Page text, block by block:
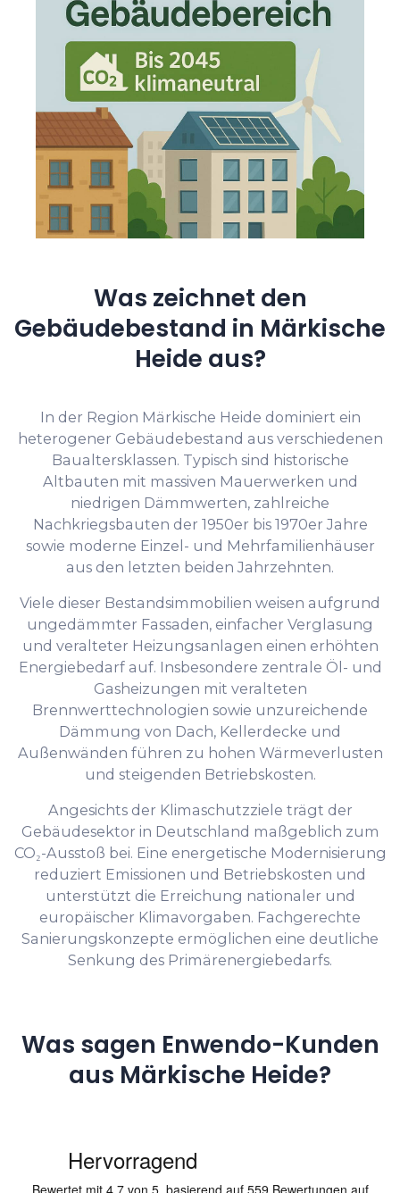
Was zeichnet den
Gebäudebestand in Märkische
Heide aus?
In der Region Märkische Heide dominiert ein
heterogener Gebäudebestand aus verschiedenen
Baualtersklassen. Typisch sind historische
Altbauten mit massiven Mauerwerken und
niedrigen Dämmwerten, zahlreiche
Nachkriegsbauten der 1950er bis 1970er Jahre
sowie moderne Einzel- und Mehrfamilienhäuser
aus den letzten beiden Jahrzehnten.
Viele dieser Bestandsimmobilien weisen aufgrund
ungedämmter Fassaden, einfacher Verglasung
und veralteter Heizungsanlagen einen erhöhten
Energiebedarf auf. Insbesondere zentrale Öl- und
Gasheizungen mit veralteten
Brennwerttechnologien sowie unzureichende
Dämmung von Dach, Kellerdecke und
Außenwänden führen zu hohen Wärmeverlusten
und steigenden Betriebskosten.
Angesichts der Klimaschutzziele trägt der
Gebäudesektor in Deutschland maßgeblich zum
CO₂-Ausstoß bei. Eine energetische Modernisierung
reduziert Emissionen und Betriebskosten und
unterstützt die Erreichung nationaler und
europäischer Klimavorgaben. Fachgerechte
Sanierungskonzepte ermöglichen eine deutliche
Senkung des Primärenergiebedarfs.
Was sagen Enwendo-Kunden
aus Märkische Heide?